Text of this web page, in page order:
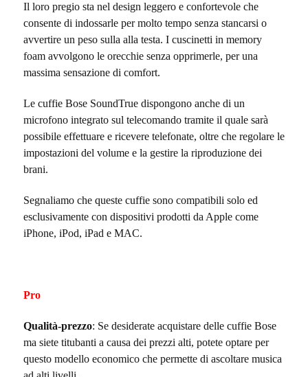
Il loro pregio sta nel design leggero e confortevole che
consente di indossarle per molto tempo senza stancarsi o
avvertire un peso sulla alla testa. I cuscinetti in memory
foam avvolgono le orecchie senza opprimerle, per una
massima sensazione di comfort.
Le cuffie Bose SoundTrue dispongono anche di un
microfono integrato sul telecomando tramite il quale sarà
possibile effettuare e ricevere telefonate, oltre che regolare le
impostazioni del volume e la gestire la riproduzione dei
brani.
Segnaliamo che queste cuffie sono compatibili solo ed
esclusivamente con dispositivi prodotti da Apple come
iPhone, iPod, iPad e MAC.
Pro
Qualità-prezzo: Se desiderate acquistare delle cuffie Bose
ma siete titubanti a causa dei prezzi alti, potete optare per
questo modello economico che permette di ascoltare musica